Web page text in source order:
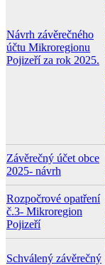
Návrh závěrečného
účtu Mikroregionu
Pojizeří za rok 2025.
Závěrečný účet obce
2025- návrh
Rozpočrové opatření
č.3- Mikroregion
Pojizeří
Schválený závěrečný